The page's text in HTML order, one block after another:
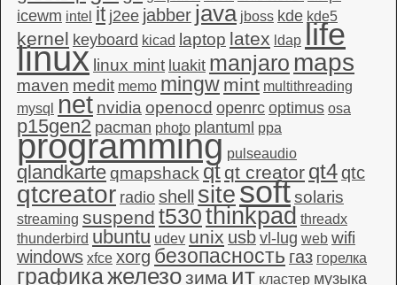
icewm intel it j2ee jabber java jboss kde kde5
kernel keyboard kicad laptop latex ldap life
linux linux mint luakit manjaro maps
maven medit memo mingw mint multithreading
mysql
net nvidia openocd openrc optimus osa
p15gen2 pacman photo plantuml ppa
programming pulseaudio
qlandkarteqmapshack qt qt creator qt4qtc
qtcreator radio shell sitesoftsolaris
streaming suspend t530thinkpad threadx
thunderbird ubuntu udev unix usb vl-lug web wifi
windows xfce xorg безопасность газ горелка
графикажелезозима ит кластер музыка